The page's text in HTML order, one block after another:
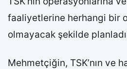
faaliyetlerine herhangi bir
olmayacak şekilde
Mehmetçiğin, TSK’nın ve